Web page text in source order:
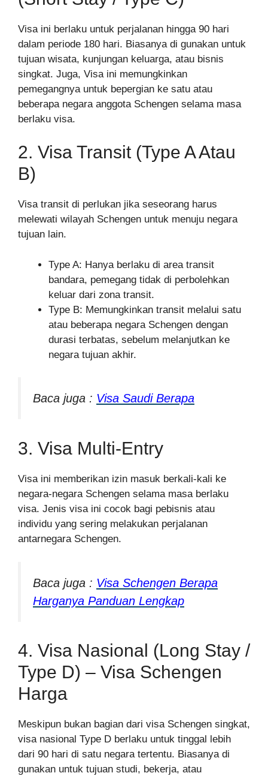
Visa ini berlaku untuk perjalanan hingga 90 hari
dalam periode 180 hari. Biasanya di gunakan untuk
tujuan wisata, kunjungan keluarga, atau bisnis
singkat. Juga, Visa ini memungkinkan
pemegangnya untuk bepergian ke satu atau
beberapa negara anggota Schengen selama masa
berlaku visa.
2. Visa Transit (Type A Atau
B)
Visa transit di perlukan jika seseorang harus
melewati wilayah Schengen untuk menuju negara
tujuan lain.
Type A: Hanya berlaku di area transit
bandara, pemegang tidak di perbolehkan
keluar dari zona transit.
Type B: Memungkinkan transit melalui satu
atau beberapa negara Schengen dengan
durasi terbatas, sebelum melanjutkan ke
negara tujuan akhir.
Baca juga : Visa Saudi Berapa
3. Visa Multi-Entry
Visa ini memberikan izin masuk berkali-kali ke
negara-negara Schengen selama masa berlaku
visa. Jenis visa ini cocok bagi pebisnis atau
individu yang sering melakukan perjalanan
antarnegara Schengen.
Baca juga : Visa Schengen Berapa
Harganya Panduan Lengkap
4. Visa Nasional (Long Stay /
Type D) – Visa Schengen
Harga
Meskipun bukan bagian dari visa Schengen singkat,
visa nasional Type D berlaku untuk tinggal lebih
dari 90 hari di satu negara tertentu. Biasanya di
gunakan untuk tujuan studi, bekerja, atau